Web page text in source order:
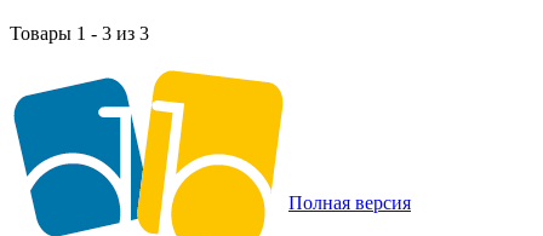
Товары 1 - 3 из 3
Полная версия